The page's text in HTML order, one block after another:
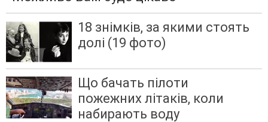
18 знімків, за якими стоять
долі (19 фото)
Що бачать пілоти
пожежних літаків, коли
набирають воду